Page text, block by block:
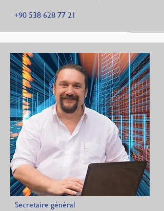
+90 538 628 77 21
Secretaire général